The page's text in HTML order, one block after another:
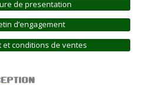
de presentation
d’engagement
et conditions de ventes